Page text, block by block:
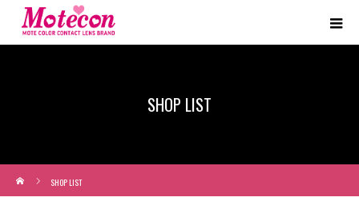
SHOP LIST
SHOP LIST